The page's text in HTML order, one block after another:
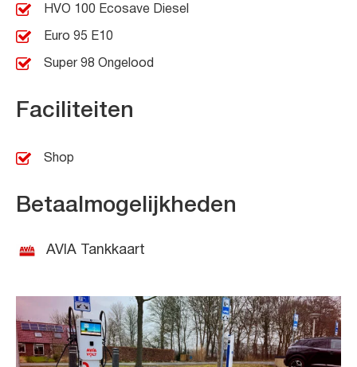
HVO 100 Ecosave Diesel
Euro 95 E10
Super 98 Ongelood
Faciliteiten
Shop
Betaalmogelijkheden
AVIA Tankkaart